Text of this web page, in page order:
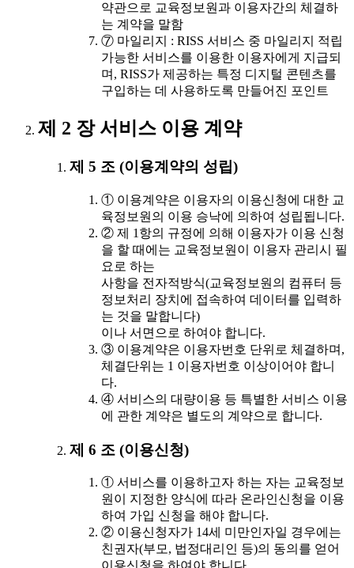
약관으로 교육정보원과 이용자간의 체결하
는 계약을 말함
⑦ 마일리지 : RISS 서비스 중 마일리지 적립
가능한 서비스를 이용한 이용자에게 지급되
며, RISS가 제공하는 특정 디지털 콘텐츠를
구입하는 데 사용하도록 만들어진 포인트
제 2 장 서비스 이용 계약
제 5 조 (이용계약의 성립)
① 이용계약은 이용자의 이용신청에 대한 교
육정보원의 이용 승낙에 의하여 성립됩니다.
② 제 1항의 규정에 의해 이용자가 이용 신청
을 할 때에는 교육정보원이 이용자 관리시 필
요로 하는
사항을 전자적방식(교육정보원의 컴퓨터 등
정보처리 장치에 접속하여 데이터를 입력하
는 것을 말합니다)
이나 서면으로 하여야 합니다.
③ 이용계약은 이용자번호 단위로 체결하며,
체결단위는 1 이용자번호 이상이어야 합니
다.
④ 서비스의 대량이용 등 특별한 서비스 이용
에 관한 계약은 별도의 계약으로 합니다.
제 6 조 (이용신청)
① 서비스를 이용하고자 하는 자는 교육정보
원이 지정한 양식에 따라 온라인신청을 이용
하여 가입 신청을 해야 합니다.
② 이용신청자가 14세 미만인자일 경우에는
친권자(부모, 법정대리인 등)의 동의를 얻어